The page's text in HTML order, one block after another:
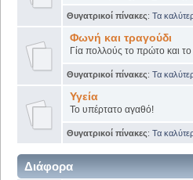
Θυγατρικοί πίνακες: Τα
Φωνή και τραγούδι
Γία πολλούς το πρώτο και το
Θυγατρικοί πίνακες: Τα
Υγεία
Το υπέρτατο αγαθό!
Θυγατρικοί πίνακες: Τα
Διάφορα